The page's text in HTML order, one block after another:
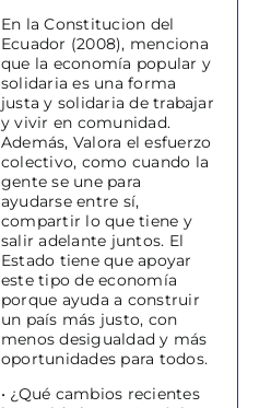
En la Constitucion del
Ecuador (2008), menciona
que la economía popular y
solidaria es una forma
justa y solidaria de trabajar
y vivir en comunidad.
Además, Valora el esfuerzo
colectivo, como cuando la
gente se une para
ayudarse entre sí,
compartir lo que tiene y
salir adelante juntos. El
Estado tiene que apoyar
este tipo de economía
porque ayuda a construir
un país más justo, con
menos desigualdad y más
oportunidades para todos.
• ¿Qué cambios recientes